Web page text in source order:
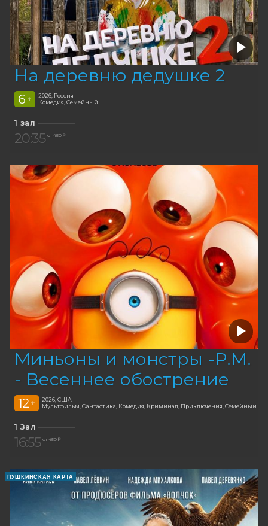
На деревню дедушке 2
6 +
2026, Россия
Комедия, Семейный
1 зал
20:35 от 450 ₽
Миньоны и монстры -Р.М.
- Весеннее обострение
12 +
2026, США
Мультфильм, Фантастика, Комедия, Криминал, Приключения, Семейный
1 Зал
16:55 от 450 ₽
ПУШКИНСКАЯ КАРТА